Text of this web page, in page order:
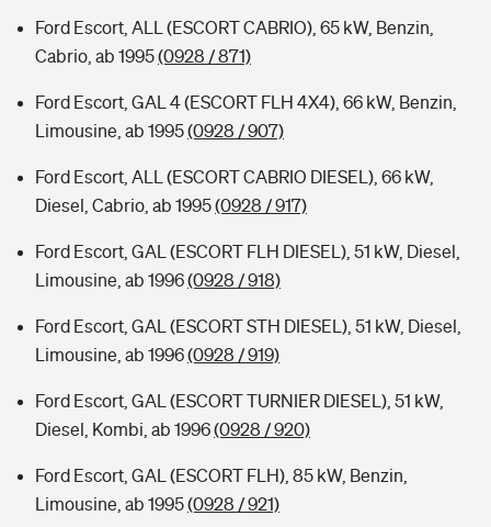
Ford Escort, ALL (ESCORT CABRIO), 65 kW, Benzin,
Cabrio, ab 1995(0928 / 871)
Ford Escort, GAL 4 (ESCORT FLH 4X4), 66 kW, Benzin,
Limousine, ab 1995(0928 / 907)
Ford Escort, ALL (ESCORT CABRIO DIESEL), 66 kW,
Diesel, Cabrio, ab 1995(0928 / 917)
Ford Escort, GAL (ESCORT FLH DIESEL), 51 kW, Diesel,
Limousine, ab 1996(0928 / 918)
Ford Escort, GAL (ESCORT STH DIESEL), 51 kW, Diesel,
Limousine, ab 1996(0928 / 919)
Ford Escort, GAL (ESCORT TURNIER DIESEL), 51 kW,
Diesel, Kombi, ab 1996(0928 / 920)
Ford Escort, GAL (ESCORT FLH), 85 kW, Benzin,
Limousine, ab 1995(0928 / 921)